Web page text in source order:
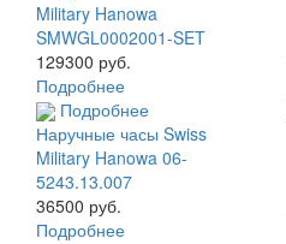
Military Hanowa
SMWGL0002001-SET
129300 руб.
Подробнее
Подробнее
Наручные часы Swiss
Military Hanowa 06-
5243.13.007
36500 руб.
Подробнее